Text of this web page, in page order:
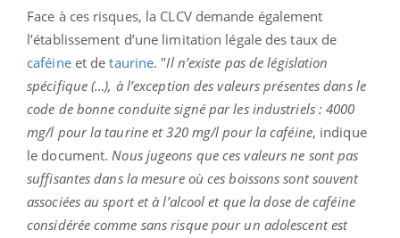
Face à ces risques, la CLCV demande également
l’établissement d’une limitation légale des taux de
caféineet detaurine. "Il n’existe pas de législation
spécifique (…), à l’exception des valeurs présentes dans le
code de bonne conduite signé par les industriels : 4000
mg/l pour la taurine et 320 mg/l pour la caféine, indique
le document.Nous jugeons que ces valeurs ne sont pas
suffisantes dans la mesure où ces boissons sont souvent
associées au sport et à l’alcool et que la dose de caféine
considérée comme sans risque pour un adolescent est